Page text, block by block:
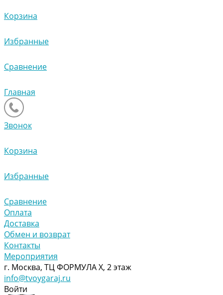
Корзина
Избранные
Сравнение
Главная
Звонок
Корзина
Избранные
Сравнение
Оплата
Доставка
Обмен и возврат
Контакты
Мероприятия
г. Москва, ТЦ ФОРМУЛА Х, 2 этаж
info@tvoygaraj.ru
Войти